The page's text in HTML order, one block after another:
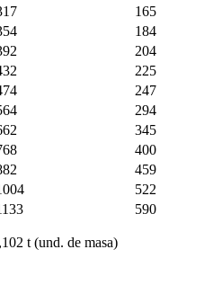
165
184
204
225
247
294
345
400
459
522
590
t (und. de masa)